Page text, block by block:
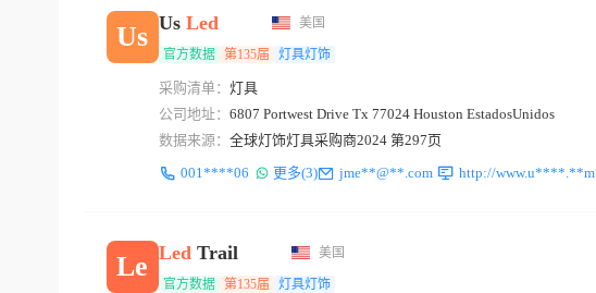
Us Us Led 美国
官方数据 第135届 灯具灯饰
采购清单： 灯具
公司地址： 6807 Portwest Drive Tx 77024 Houston EstadosUnidos
数据来源： 全球灯饰灯具采购商2024 第297页
001****06
更多(3) jme**@**.com http://www.u****.**m
Le LedTrail 美国
官方数据 第135届 灯具灯饰